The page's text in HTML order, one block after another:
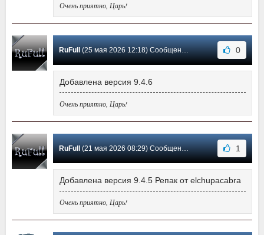
Очень приятно, Царь!
RuFull (25 мая 2026 12:18) Сообщение #289 0
Добавлена версия 9.4.6
Очень приятно, Царь!
RuFull (21 мая 2026 08:29) Сообщение #288 1
Добавлена версия 9.4.5 Репак от elchupacabra
Очень приятно, Царь!